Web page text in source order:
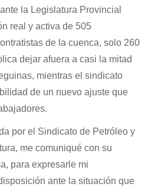
la Legislatura Provincial
real y activa de 505
de la cuenca, solo 260
dejar afuera a casi la mitad
mientras el sindicato
de un nuevo ajuste que
por el Sindicato de Petróleo y
me comuniqué con su
para expresarle mi
ante la situación que